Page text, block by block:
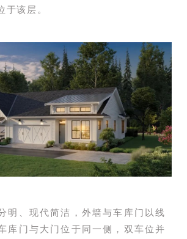
于该层。
明、现代简洁，外墙与车库门以线
库门与大门位于同一侧，双车位并